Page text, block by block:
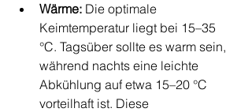
Wärme: Die optimale
Keimtemperatur liegt bei 15–35
°C. Tagsüber sollte es warm sein,
während nachts eine leichte
Abkühlung auf etwa 15–20 °C
vorteilhaft ist. Diese